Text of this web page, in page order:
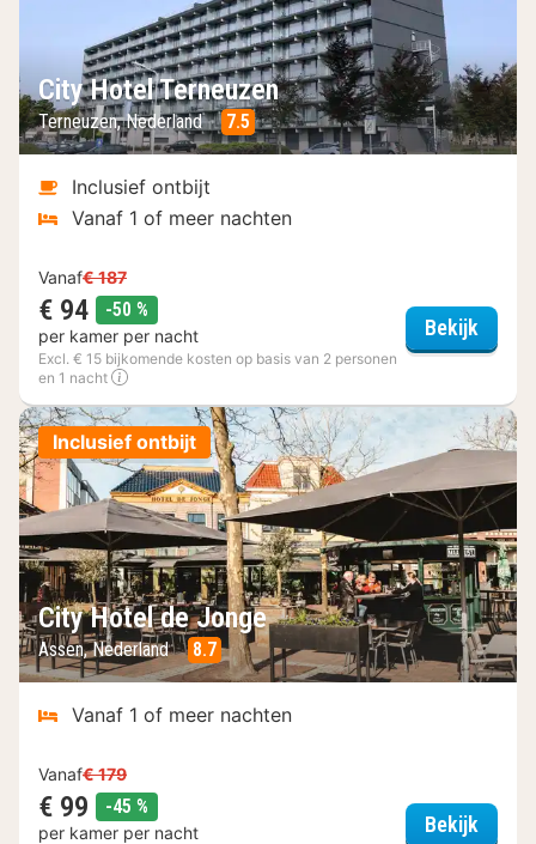
City Hotel Terneuzen
Terneuzen, Nederland 7.5
Inclusief ontbijt
Vanaf 1 of meer nachten
Vanaf€ 187
€ 94 -50 %
per kamer per nacht
Excl. € 15 bijkomende kosten op basis van 2 personen
en 1 nacht
Bekijk
Inclusief ontbijt
City Hotel de Jonge
Assen, Nederland 8.7
Vanaf 1 of meer nachten
Vanaf€ 179
€ 99 -45 %
per kamer per nacht Bekijk